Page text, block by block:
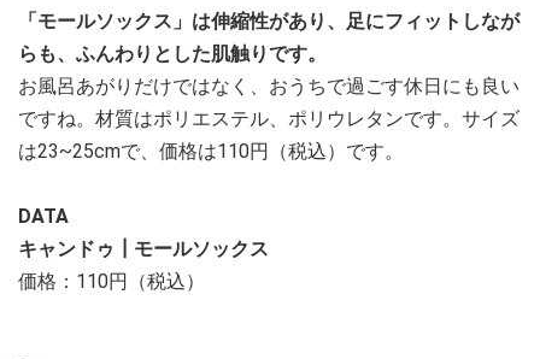
「モールソックス」は伸縮性があり、足にフィットしなが
らも、ふんわりとした肌触りです。
お風呂あがりだけではなく、おうちで過ごす休日にも良い
ですね。材質はポリエステル、ポリウレタンです。サイズ
は23~25cmで、価格は110円（税込）です。
DATA
キャンドゥ┃モールソックス
価格：110円（税込）